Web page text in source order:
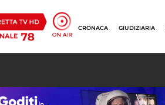
CRONACA GIUDIZIARIA